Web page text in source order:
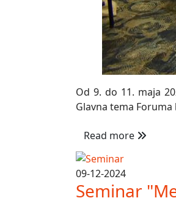
Od 9. do 11. maja
Glavna tema
Read more
09-12-2024
Seminar